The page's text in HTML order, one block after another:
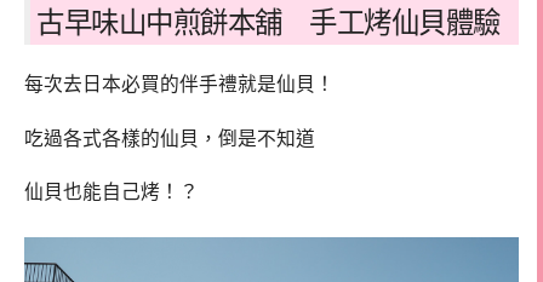
古早味山中煎餅本舖 手工烤仙貝體驗
每次去日本必買的伴手禮就是仙貝！
吃過各式各樣的仙貝，倒是不知道
仙貝也能自己烤！？